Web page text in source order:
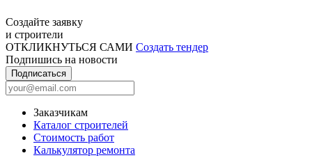
Создайте заявку
и строители
ОТКЛИКНУТЬСЯ САМИ Создать тендер
Подпишись на новости
Подписаться
Заказчикам
Каталог строителей
Стоимость работ
Калькулятор ремонта